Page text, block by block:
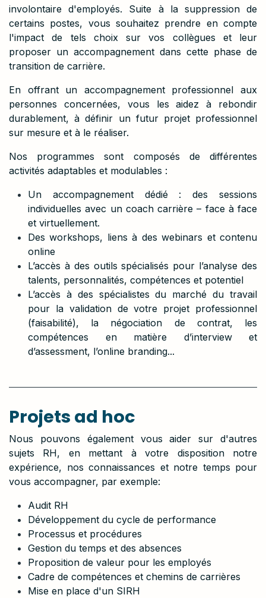
involontaire d'employés. Suite à la suppression de
certains postes, vous souhaitez prendre en compte
l'impact de tels choix sur vos collègues et leur
proposer un accompagnement dans cette phase de
transition de carrière.
En offrant un accompagnement professionnel aux
personnes concernées, vous les aidez à rebondir
durablement, à définir un futur projet professionnel
sur mesure et à le réaliser.
Nos programmes sont composés de différentes
activités adaptables et modulables :
Un accompagnement dédié : des sessions
individuelles avec un coach carrière – face à face
et virtuellement.
Des workshops, liens à des webinars et contenu
online
L’accès à des outils spécialisés pour l’analyse des
talents, personnalités, compétences et potentiel
L’accès à des spécialistes du marché du travail
pour la validation de votre projet professionnel
(faisabilité), la négociation de contrat, les
compétences en matière d’interview et
d’assessment, l’online branding...
Projets ad hoc
Nous pouvons également vous aider sur d'autres
sujets RH, en mettant à votre disposition notre
expérience, nos connaissances et notre temps pour
vous accompagner, par exemple:
Audit RH
Développement du cycle de performance
Processus et procédures
Gestion du temps et des absences
​Proposition de valeur pour les employés
Cadre de compétences et chemins de carrières
Mise en place d'un SIRH